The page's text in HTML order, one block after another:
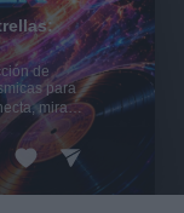
de
para
mira
¡Guarda